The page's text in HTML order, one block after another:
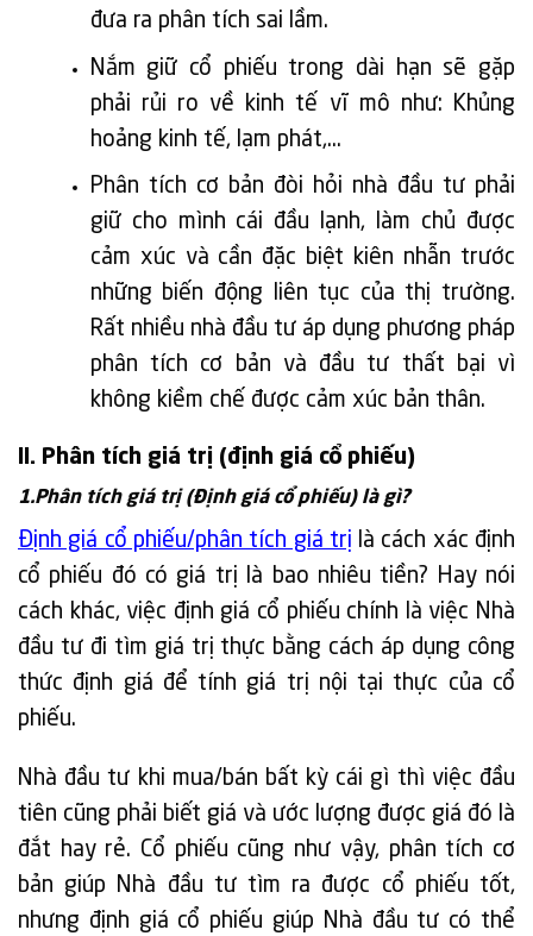
đưa ra phân tích sai lầm.
Nắm giữ cổ phiếu trong dài hạn sẽ gặp
phải rủi ro về kinh tế vĩ mô như: Khủng
hoảng kinh tế, lạm phát,…
Phân tích cơ bản đòi hỏi nhà đầu tư phải
giữ cho mình cái đầu lạnh, làm chủ được
cảm xúc và cần đặc biệt kiên nhẫn trước
những biến động liên tục của thị trường.
Rất nhiều nhà đầu tư áp dụng phương pháp
phân tích cơ bản và đầu tư thất bại vì
không kiềm chế được cảm xúc bản thân.
II. Phân tích giá trị (định giá cổ phiếu)
1.Phân tích giá trị (Định giá cổ phiếu) là gì?
Định giá cổ phiếu/phân tích giá trị là cách xác định
cổ phiếu đó có giá trị là bao nhiêu tiền? Hay nói
cách khác, việc định giá cổ phiếu chính là việc Nhà
đầu tư đi tìm giá trị thực bằng cách áp dụng công
thức định giá để tính giá trị nội tại thực của cổ
phiếu.
Nhà đầu tư khi mua/bán bất kỳ cái gì thì việc đầu
tiên cũng phải biết giá và ước lượng được giá đó là
đắt hay rẻ. Cổ phiếu cũng như vậy, phân tích cơ
bản giúp Nhà đầu tư tìm ra được cổ phiếu tốt,
nhưng định giá cổ phiếu giúp Nhà đầu tư có thể